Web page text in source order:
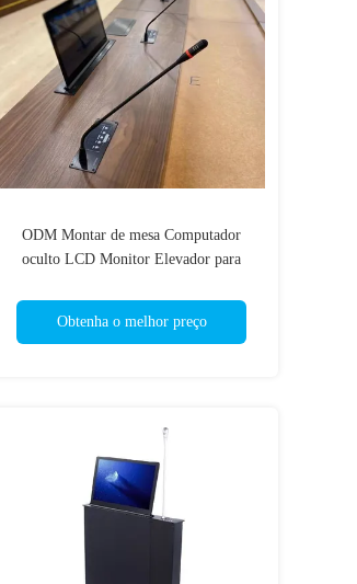
ODM Montar de mesa Computador
oculto LCD Monitor Elevador para
Obtenha o melhor preço